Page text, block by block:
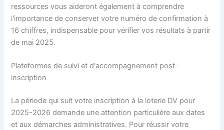
ressources vous aideront également à comprendre
l'importance de conserver votre numéro de confirmation à
16 chiffres, indispensable pour vérifier vos résultats à partir
de mai 2025.
Plateformes de suivi et d'accompagnement post-
inscription
La période qui suit votre inscription à la loterie DV pour
2025-2026 demande une attention particulière aux dates
et aux démarches administratives. Pour réussir votre